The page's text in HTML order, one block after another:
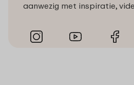
aanwezig met inspiratie,